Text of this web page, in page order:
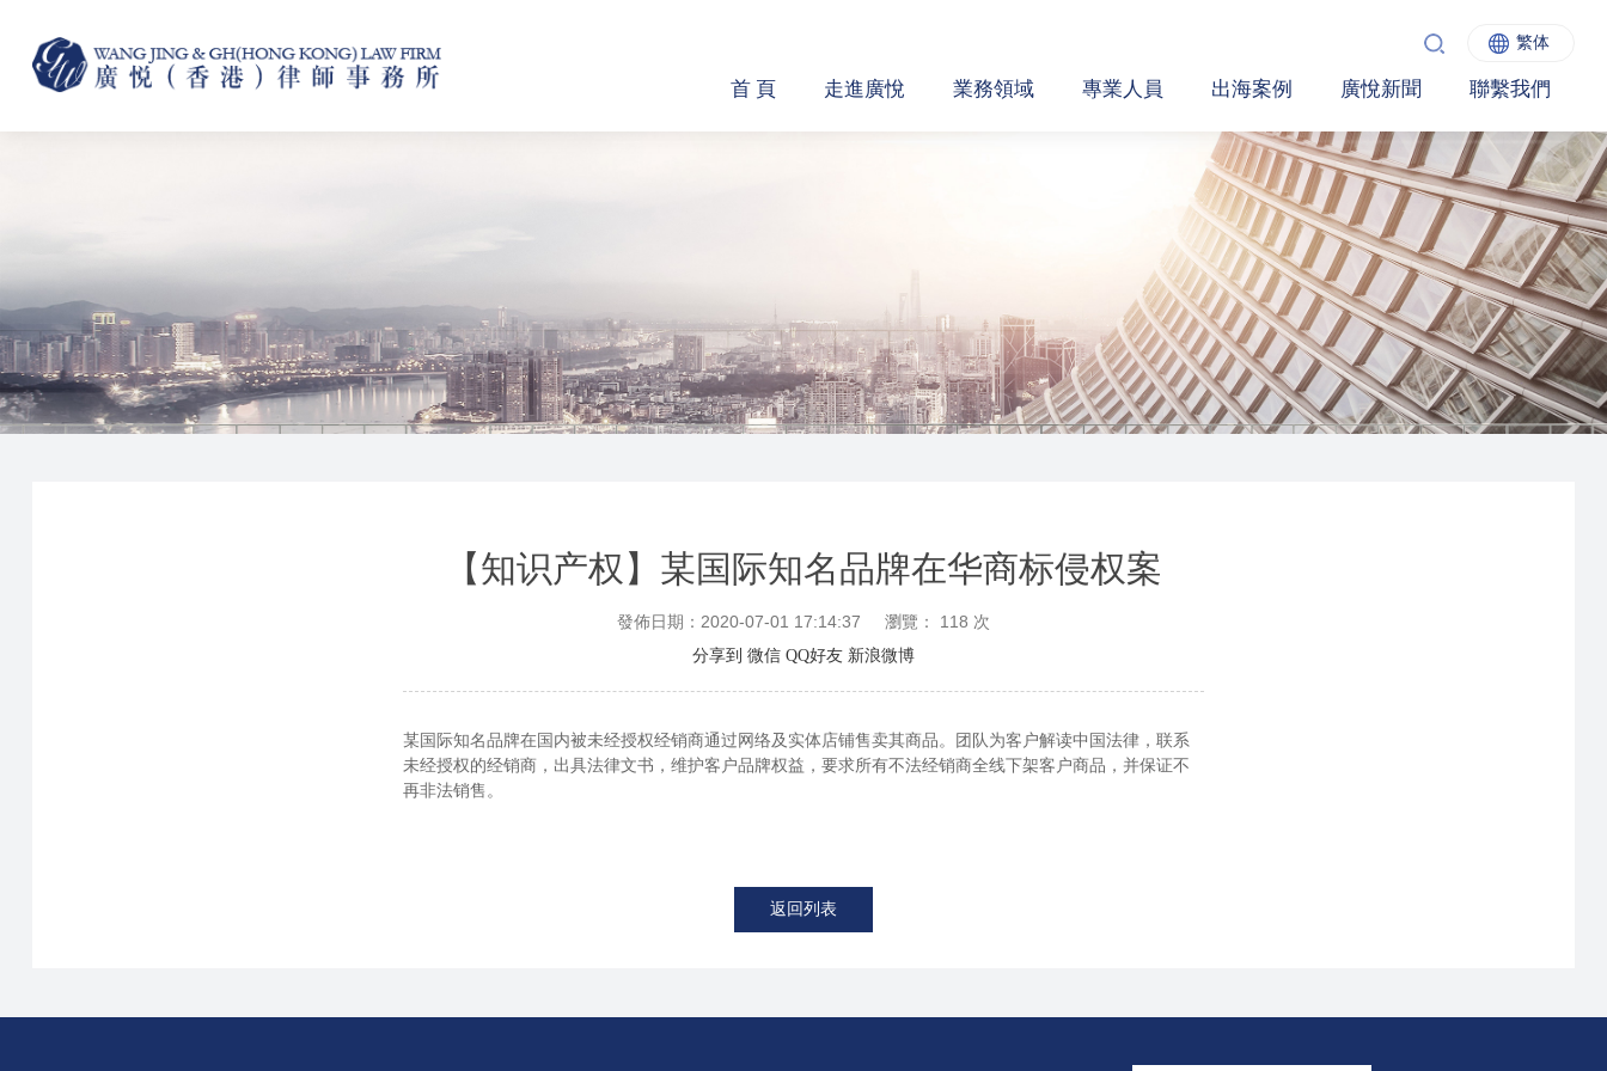
首 頁 走進廣悅 業務領域 專業人員 出海案例 廣悅新聞 聯繫我們
繁体
【知识产权】某国际知名品牌在华商标侵权案
發佈日期：2020-07-01 17:14:37 瀏覽： 118 次
分享到 微信 QQ好友 新浪微博
某国际知名品牌在国内被未经授权经销商通过网络及实体店铺售卖其商品。团队为客户解读中国法律，联系
未经授权的经销商，出具法律文书，维护客户品牌权益，要求所有不法经销商全线下架客户商品，并保证不
再非法销售。
返回列表